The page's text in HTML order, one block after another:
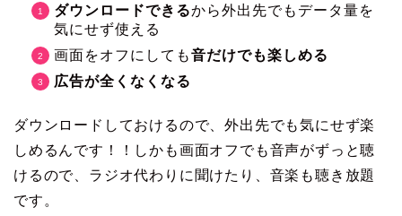
ダウンロードできるから外出先でもデータ量を
気にせず使える
画面をオフにしても音だけでも楽しめる
広告が全くなくなる
ダウンロードしておけるので、外出先でも気にせず楽
しめるんです！！しかも画面オフでも音声がずっと聴
けるので、ラジオ代わりに聞けたり、音楽も聴き放題
です。